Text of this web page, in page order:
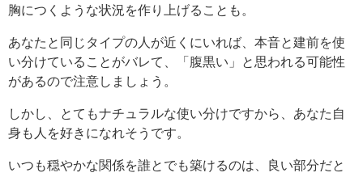
胸につくような状況を作り上げることも。
あなたと同じタイプの人が近くにいれば、本音と建前を使
い分けていることがバレて、「腹黒い」と思われる可能性
があるので注意しましょう。
しかし、とてもナチュラルな使い分けですから、あなた自
身も人を好きになれそうです。
いつも穏やかな関係を誰とでも築けるのは、良い部分だと